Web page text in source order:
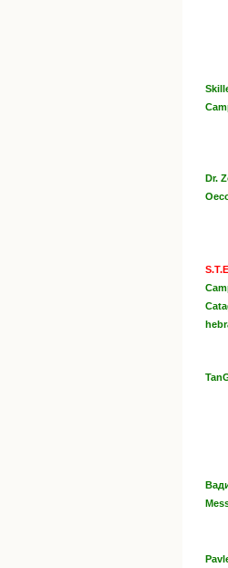
Dr.